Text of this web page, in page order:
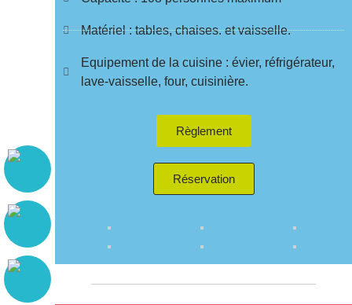
Matériel : tables, chaises. et vaisselle.
Equipement de la cuisine : évier, réfrigérateur,
lave-vaisselle, four, cuisinière.
Règlement
Réservation